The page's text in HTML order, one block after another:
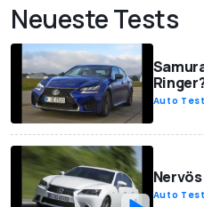
Neueste Tests
Auto
Auto